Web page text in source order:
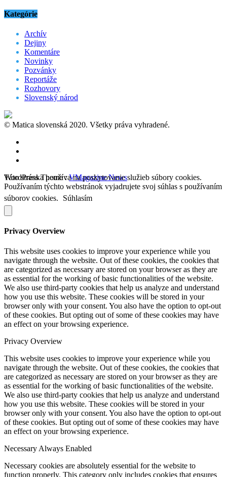
Kategórie
Archív
Dejiny
Komentáre
Novinky
Pozvánky
Reportáže
Rozhovory
Slovenský národ
© Matica slovenská 2020. Všetky práva vyhradené.
WordPress Theme :VMagazine News
Táto stránka používa na poskytovanie služieb súbory cookies.
Používaním týchto webstránok vyjadrujete svoj súhlas s používaním
súborov cookies.
Súhlasím
Privacy Overview
This website uses cookies to improve your experience while you
navigate through the website. Out of these cookies, the cookies that
are categorized as necessary are stored on your browser as they are
as essential for the working of basic functionalities of the website.
We also use third-party cookies that help us analyze and understand
how you use this website. These cookies will be stored in your
browser only with your consent. You also have the option to opt-out
of these cookies. But opting out of some of these cookies may have
an effect on your browsing experience.
Privacy Overview
This website uses cookies to improve your experience while you
navigate through the website. Out of these cookies, the cookies that
are categorized as necessary are stored on your browser as they are
as essential for the working of basic functionalities of the website.
We also use third-party cookies that help us analyze and understand
how you use this website. These cookies will be stored in your
browser only with your consent. You also have the option to opt-out
of these cookies. But opting out of some of these cookies may have
an effect on your browsing experience.
Necessary Always Enabled
Necessary cookies are absolutely essential for the website to
function properly. This category only includes cookies that ensures